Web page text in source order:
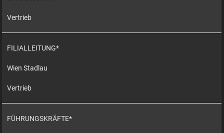
Vertrieb
FILIALLEITUNG*
Wien Stadlau
Vertrieb
FÜHRUNGSKRÄFTE*